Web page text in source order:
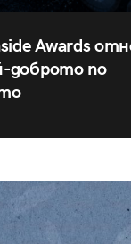
Awards
доброто по